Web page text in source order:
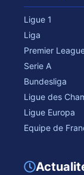
Ligue 1
Liga
Premier
Serie A
Bundesliga
Ligue des
Ligue Europa
Equipe de